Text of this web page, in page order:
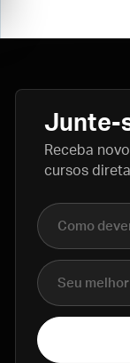
Junte-
Receba
cursos
Nome
E-mail